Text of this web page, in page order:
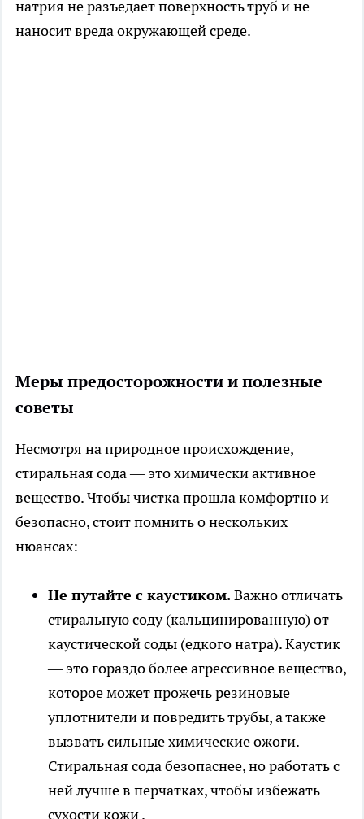
натрия не разъедает поверхность труб и не
наносит вреда окружающей среде.
Меры предосторожности и полезные
советы
Несмотря на природное происхождение,
стиральная сода — это химически активное
вещество. Чтобы чистка прошла комфортно и
безопасно, стоит помнить о нескольких
нюансах:
Не путайте с каустиком.Важно отличать
стиральную соду (кальцинированную) от
каустической соды (едкого натра). Каустик
— это гораздо более агрессивное вещество,
которое может прожечь резиновые
уплотнители и повредить трубы, а также
вызвать сильные химические ожоги.
Стиральная сода безопаснее, но работать с
ней лучше в перчатках, чтобы избежать
сухости кожи .